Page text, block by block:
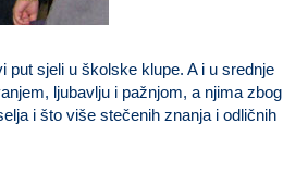
sjeli u školske klupe. A i u srednje
ljubavlju i pažnjom, a njima zbog
i što više stečenih znanja i odličnih